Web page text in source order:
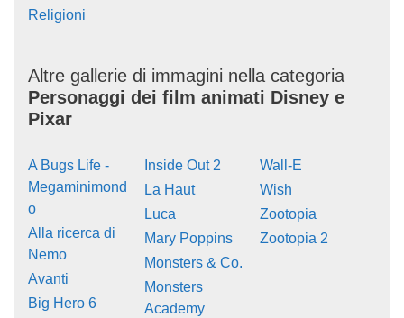
Religioni
Altre gallerie di immagini nella categoria
Personaggi dei film animati Disney e
Pixar
A Bugs Life -
Megaminimond
o
Alla ricerca di
Nemo
Avanti
Big Hero 6
Inside Out 2
La Haut
Luca
Mary Poppins
Monsters & Co.
Monsters
Academy
Wall-E
Wish
Zootopia
Zootopia 2